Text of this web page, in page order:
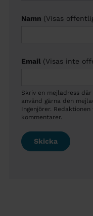
Namn (Visas
Email (Visas inte
Skriv en mejladress
använd gärna den
Ingenjörer.
kommentarer.